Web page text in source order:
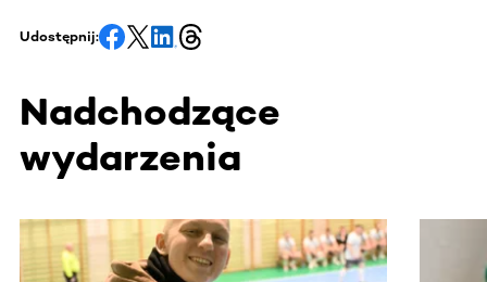
Udostępnij:
Nadchodzące
wydarzenia
Ta sekcja zawiera treści przewijane w poziomie. Użyj